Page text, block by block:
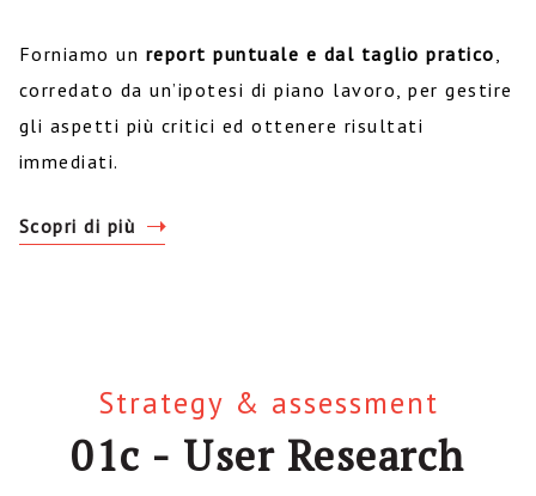
Forniamo un report puntuale e dal taglio pratico
corredato da un’ipotesi di piano lavoro, per gestire
gli aspetti più critici ed ottenere risultati
immediati.
Scopri di più
Strategy & assessment
01c - User Research